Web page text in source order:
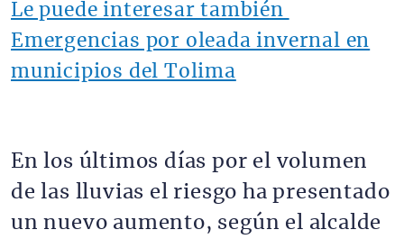
Le puede interesar también
Emergencias por oleada invernal en
municipios del Tolima
En los últimos días por el volumen
de las lluvias el riesgo ha presentado
un nuevo aumento, según el alcalde